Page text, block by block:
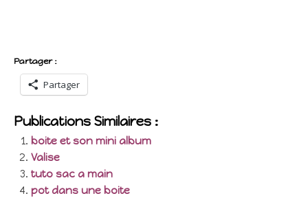
Partager :
Partager
Publications Similaires :
boite et son mini album
Valise
tuto sac a main
pot dans une boite